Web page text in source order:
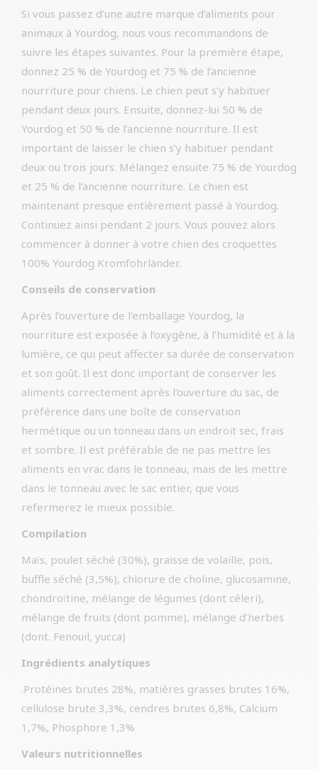
Si vous passez d’une autre marque d’aliments pour
animaux à Yourdog, nous vous recommandons de
suivre les étapes suivantes. Pour la première étape,
donnez 25 % de Yourdog et 75 % de l’ancienne
nourriture pour chiens. Le chien peut s’y habituer
pendant deux jours. Ensuite, donnez-lui 50 % de
Yourdog et 50 % de l’ancienne nourriture. Il est
important de laisser le chien s’y habituer pendant
deux ou trois jours. Mélangez ensuite 75 % de Yourdog
et 25 % de l’ancienne nourriture. Le chien est
maintenant presque entièrement passé à Yourdog.
Continuez ainsi pendant 2 jours. Vous pouvez alors
commencer à donner à votre chien des croquettes
100% Yourdog Kromfohrländer.
Conseils de conservation
Après l’ouverture de l’emballage Yourdog, la
nourriture est exposée à l’oxygène, à l’humidité et à la
lumière, ce qui peut affecter sa durée de conservation
et son goût. Il est donc important de conserver les
aliments correctement après l’ouverture du sac, de
préférence dans une boîte de conservation
hermétique ou un tonneau dans un endroit sec, frais
et sombre. Il est préférable de ne pas mettre les
aliments en vrac dans le tonneau, mais de les mettre
dans le tonneau avec le sac entier, que vous
refermerez le mieux possible.
Compilation
Maïs, poulet séché (30%), graisse de volaille, pois,
buffle séché (3,5%), chlorure de choline, glucosamine,
chondroïtine, mélange de légumes (dont céleri),
mélange de fruits (dont pomme), mélange d’herbes
(dont. Fenouil, yucca)
Ingrédients analytiques
.Protéines brutes 28%, matières grasses brutes 16%,
cellulose brute 3,3%, cendres brutes 6,8%, Calcium
1,7%, Phosphore 1,3%
Valeurs nutritionnelles